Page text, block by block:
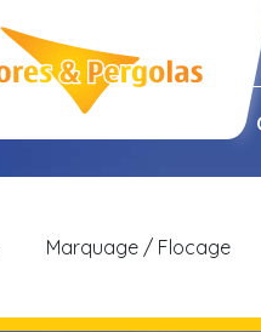
Marquage / Flocage